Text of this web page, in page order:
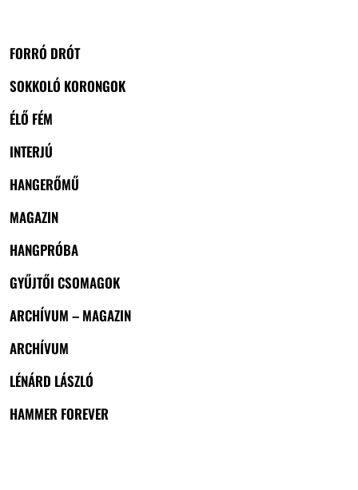
FORRÓ DRÓT
SOKKOLÓ KORONGOK
ÉLŐ FÉM
INTERJÚ
HANGERŐMŰ
MAGAZIN
HANGPRÓBA
GYŰJTŐI CSOMAGOK
ARCHÍVUM – MAGAZIN
ARCHÍVUM
LÉNÁRD LÁSZLÓ
HAMMER FOREVER